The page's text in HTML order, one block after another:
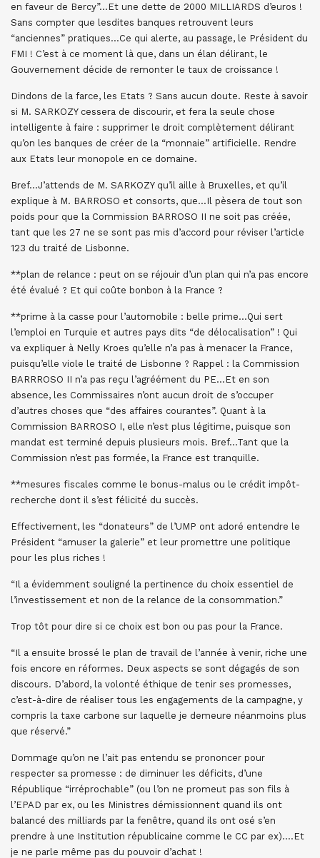
en faveur de Bercy”…Et une dette de 2000 MILLIARDS d’euros !
Sans compter que lesdites banques retrouvent leurs
“anciennes” pratiques…Ce qui alerte, au passage, le Président du
FMI ! C’est à ce moment là que, dans un élan délirant, le
Gouvernement décide de remonter le taux de croissance !
Dindons de la farce, les Etats ? Sans aucun doute. Reste à savoir
si M. SARKOZY cessera de discourir, et fera la seule chose
intelligente à faire : supprimer le droit complètement délirant
qu’on les banques de créer de la “monnaie” artificielle. Rendre
aux Etats leur monopole en ce domaine.
Bref…J’attends de M. SARKOZY qu’il aille à Bruxelles, et qu’il
explique à M. BARROSO et consorts, que…Il pèsera de tout son
poids pour que la Commission BARROSO II ne soit pas créée,
tant que les 27 ne se sont pas mis d’accord pour réviser l’article
123 du traité de Lisbonne.
**plan de relance : peut on se réjouir d’un plan qui n’a pas encore
été évalué ? Et qui coûte bonbon à la France ?
**prime à la casse pour l’automobile : belle prime…Qui sert
l’emploi en Turquie et autres pays dits “de délocalisation” ! Qui
va expliquer à Nelly Kroes qu’elle n’a pas à menacer la France,
puisqu’elle viole le traité de Lisbonne ? Rappel : la Commission
BARRROSO II n’a pas reçu l’agréément du PE…Et en son
absence, les Commissaires n’ont aucun droit de s’occuper
d’autres choses que “des affaires courantes”. Quant à la
Commission BARROSO I, elle n’est plus légitime, puisque son
mandat est terminé depuis plusieurs mois. Bref…Tant que la
Commission n’est pas formée, la France est tranquille.
**mesures fiscales comme le bonus-malus ou le crédit impôt-
recherche dont il s’est félicité du succès.
Effectivement, les “donateurs” de l’UMP ont adoré entendre le
Président “amuser la galerie” et leur promettre une politique
pour les plus riches !
“Il a évidemment souligné la pertinence du choix essentiel de
l’investissement et non de la relance de la consommation.”
Trop tôt pour dire si ce choix est bon ou pas pour la France.
“Il a ensuite brossé le plan de travail de l’année à venir, riche une
fois encore en réformes. Deux aspects se sont dégagés de son
discours. D’abord, la volonté éthique de tenir ses promesses,
c’est-à-dire de réaliser tous les engagements de la campagne, y
compris la taxe carbone sur laquelle je demeure néanmoins plus
que réservé.”
Dommage qu’on ne l’ait pas entendu se prononcer pour
respecter sa promesse : de diminuer les déficits, d’une
République “irréprochable” (ou l’on ne promeut pas son fils à
l’EPAD par ex, ou les Ministres démissionnent quand ils ont
balancé des milliards par la fenêtre, quand ils ont osé s’en
prendre à une Institution républicaine comme le CC par ex)….Et
je ne parle même pas du pouvoir d’achat !